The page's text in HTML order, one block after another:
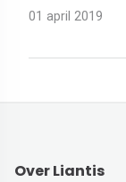
01 april 2019
Over Liantis